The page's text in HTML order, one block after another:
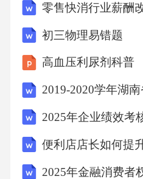
初三物理易错题
高血压利尿剂科普
2025年企业绩效考
2025年金融消费者